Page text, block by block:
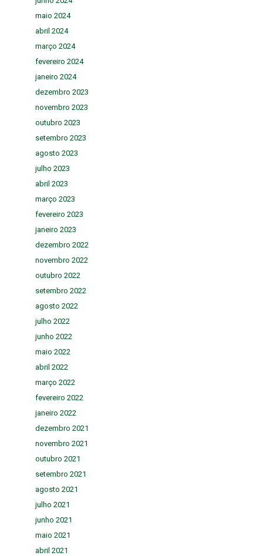
maio 2024
abril 2024
março 2024
fevereiro 2024
janeiro 2024
dezembro 2023
novembro 2023
outubro 2023
setembro 2023
agosto 2023
julho 2023
abril 2023
março 2023
fevereiro 2023
janeiro 2023
dezembro 2022
novembro 2022
outubro 2022
setembro 2022
agosto 2022
julho 2022
junho 2022
maio 2022
abril 2022
março 2022
fevereiro 2022
janeiro 2022
dezembro 2021
novembro 2021
outubro 2021
setembro 2021
agosto 2021
julho 2021
junho 2021
maio 2021
abril 2021